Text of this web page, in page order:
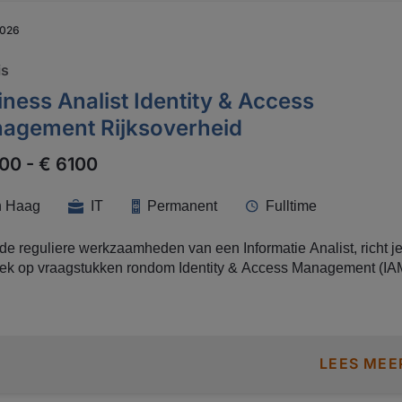
Analist Identity & Access
Rijksoverheid
- € 6100
Haag IT Permanent Fulltime
reguliere werkzaamheden van een Informatie Analist, richt
op vraagstukken rondom Identity & Access Management
van IV‑gerelateerde en IAM‑gerelateerde analyses (bijv.
LEES